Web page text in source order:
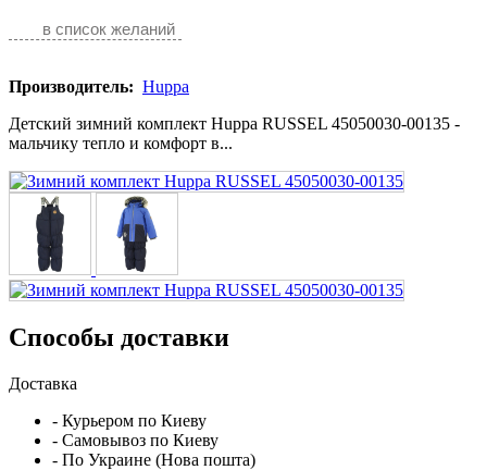
в список желаний
Производитель: Huppa
Детский зимний комплект Huppa RUSSEL 45050030-00135 -
мальчику тепло и комфорт в...
Способы доставки
Доставка
- Курьером по Киеву
- Самовывоз по Киеву
- По Украине (Нова пошта)